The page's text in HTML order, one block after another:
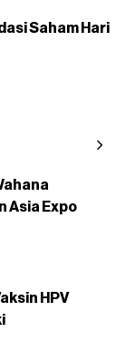
Saham Hari
Asia Expo
HPV